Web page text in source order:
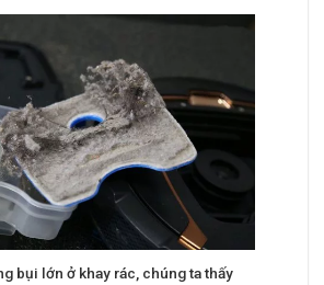
bụi lớn ở khay rác, chúng ta thấy